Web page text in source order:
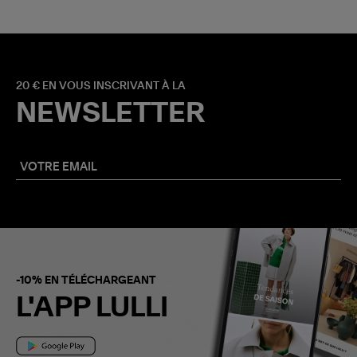
20 € EN VOUS INSCRIVANT À LA
NEWSLETTER
-10% EN TÉLÉCHARGEANT
L'APP LULLI